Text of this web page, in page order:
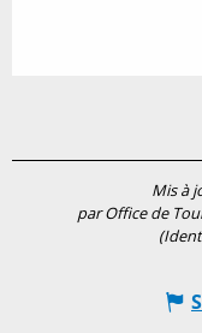
Mis à
par Office de